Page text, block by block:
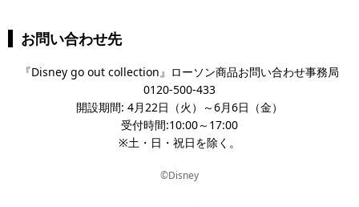
お問い合わせ先
『Disney go out collection』ローソン商品お問い合わせ事務局
0120-500-433
開設期間: 4月22日（火）～6月6日（金）
受付時間:10:00～17:00
※土・日・祝日を除く。
©Disney